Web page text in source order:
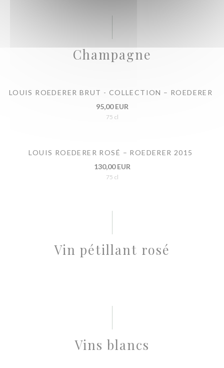
Champagne
LOUIS ROEDERER BRUT - COLLECTION – ROEDERER
95,00 EUR
75 cl
LOUIS ROEDERER ROSÉ – ROEDERER 2015
130,00 EUR
75 cl
Vin pétillant rosé
Vins blancs